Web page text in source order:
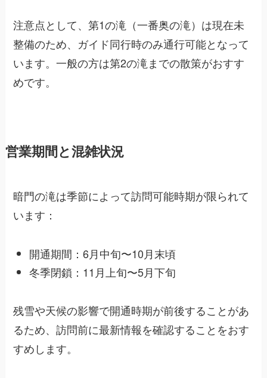
注意点として、第1の滝（一番奥の滝）は現在未
整備のため、ガイド同行時のみ通行可能となって
います。一般の方は第2の滝までの散策がおすす
めです。
営業期間と混雑状況
暗門の滝は季節によって訪問可能時期が限られて
います：
開通期間：6月中旬〜10月末頃
冬季閉鎖：11月上旬〜5月下旬
残雪や天候の影響で開通時期が前後することがあ
るため、訪問前に最新情報を確認することをおす
すめします。